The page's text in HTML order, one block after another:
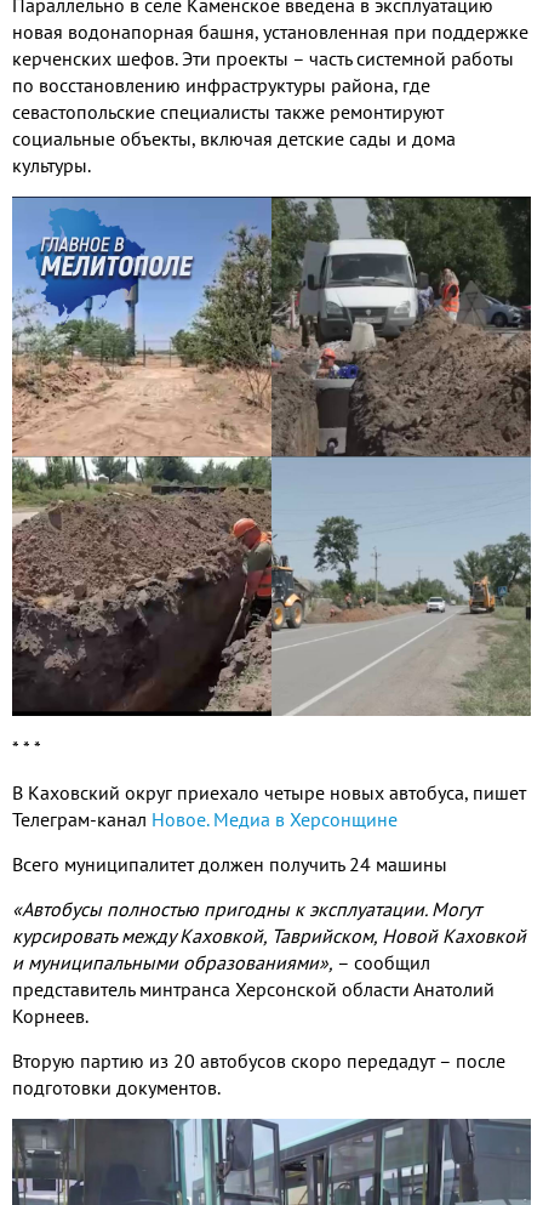
новая водонапорная башня, установленная при поддержке
керченских шефов. Эти проекты – часть системной работы
по восстановлению инфраструктуры района, где
севастопольские специалисты также ремонтируют
социальные объекты, включая детские сады и дома
культуры.
* * *
В Каховский округ приехало четыре новых автобуса, пишет
Телеграм-канал Новое. Медиа в Херсонщине
Всего муниципалитет должен получить 24 машины
«Автобусы полностью пригодны к эксплуатации. Могут
курсировать между Каховкой, Таврийском, Новой Каховкой
и муниципальными образованиями», – сообщил
представитель минтранса Херсонской области Анатолий
Корнеев.
Вторую партию из 20 автобусов скоро передадут – после
подготовки документов.